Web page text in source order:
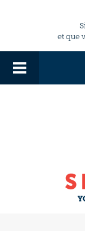
et que